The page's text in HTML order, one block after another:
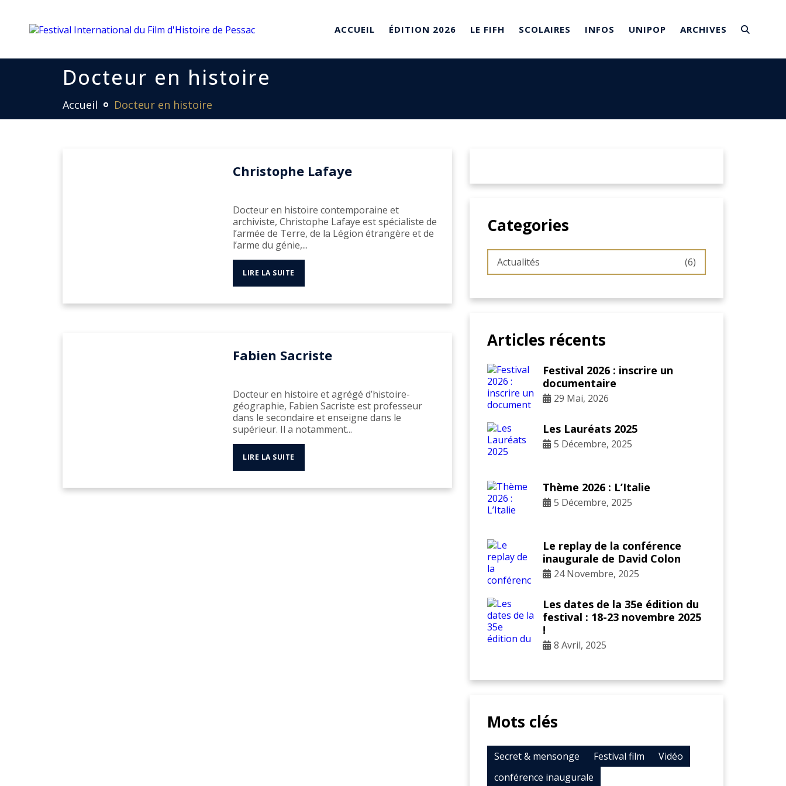
ACCUEIL ÉDITION 2026 LE FIFH SCOLAIRES INFOS UNIPOP ARCHIVES
Docteur en histoire
Accueil Docteur en histoire
Christophe Lafaye
Docteur en histoire contemporaine et
archiviste, Christophe Lafaye est spécialiste de
l’armée de Terre, de la Légion étrangère et de
l’arme du génie,...
LIRE LA SUITE
Fabien Sacriste
Docteur en histoire et agrégé d’histoire-
géographie, Fabien Sacriste est professeur
dans le secondaire et enseigne dans le
supérieur. Il a notamment...
LIRE LA SUITE
Categories
Actualités (6)
Articles récents
Festival 2026 : inscrire un
documentaire
29 Mai, 2026
Les Lauréats 2025
5 Décembre, 2025
Thème 2026 : L’Italie
5 Décembre, 2025
Le replay de la conférence
inaugurale de David Colon
24 Novembre, 2025
Les dates de la 35e édition du
festival : 18-23 novembre 2025
!
8 Avril, 2025
Mots clés
Secret & mensonge Festival film
Vidéo
conférence inaugurale